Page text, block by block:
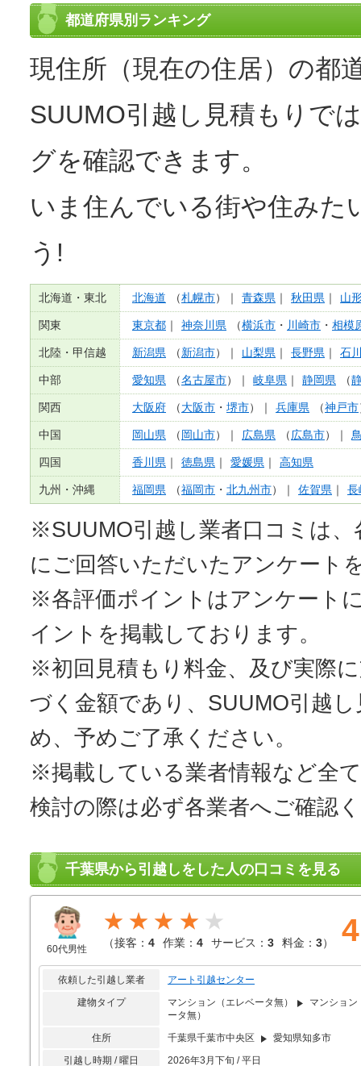
都道府県別ランキング
現住所（現在の住居）の都
SUUMO引越し見積もりで
グを確認できます。
いま住んでいる街や住みた
う!
北海道・東北 北海道 （札幌市）｜ 青森県 ｜ 秋田県 ｜ 山
関東 東京都 ｜ 神奈川県 （横浜市 ・ 川崎市 ・ 相模
北陸・甲信越 新潟県 （新潟市）｜ 山梨県 ｜ 長野県 ｜ 石
中部 愛知県 （名古屋市）｜ 岐阜県 ｜ 静岡県 （
関西 大阪府 （大阪市 ・ 堺市）｜ 兵庫県 （神戸市
中国 岡山県 （岡山市）｜ 広島県 （広島市）｜
四国 香川県 ｜ 徳島県 ｜ 愛媛県 ｜ 高知県
九州・沖縄 福岡県 （福岡市 ・ 北九州市）｜ 佐賀県 ｜ 長
※SUUMO引越し業者口コミは
にご回答いただいたアンケート
※各評価ポイントはアンケート
イントを掲載しております。
※初回見積もり料金、及び実際
づく金額であり、SUUMO引越
め、予めご了承ください。
※掲載している業者情報など全
検討の際は必ず各業者へご確認
千葉県から引越しをした人の口コミを見る
60代男性
★★★★
（接客： 4 作業： 4 サービス： 3 料金： 3） 4
依頼した引越し業者
アート引越センター
建物タイプ
マンション（エレベータ無）
マンション
ータ無）
住所
千葉県千葉市中央区
愛知県知多市
引越し時期 / 曜日
2026年3月下旬 / 平日